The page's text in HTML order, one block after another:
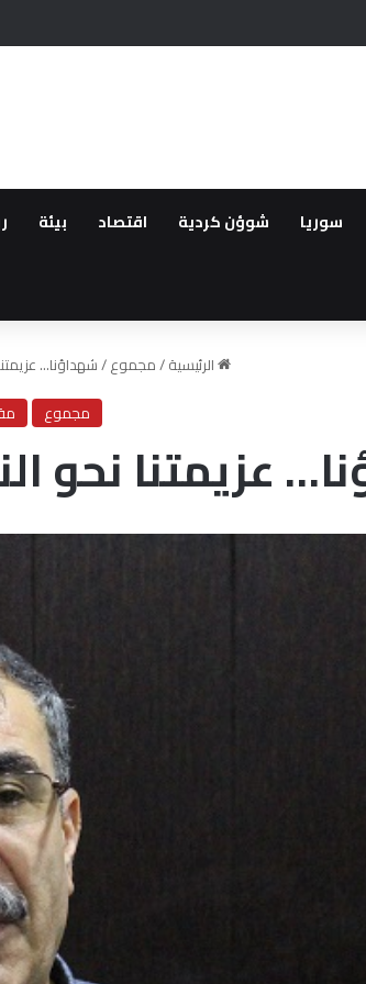
الأخير الذي جمع الجنرال مظلوم عبدي مع الشرع
سوريا شوؤن كردية اقتصاد بيئة
الرئيسية/مجموع/شهداؤنا…
مجموع
عزيمتنا نحو